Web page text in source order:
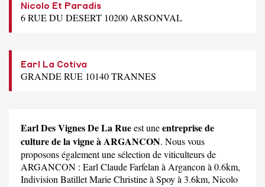
Nicolo Et Paradis
6 RUE DU DESERT 10200 ARSONVAL
Earl La Cotiva
GRANDE RUE 10140 TRANNES
Earl Des Vignes De La Rueest uneentreprise de
culture de la vigne à ARGANCON. Nous vous
proposons également une sélection de viticulteurs de
ARGANCON : Earl Claude Farfelan à Argancon à 0.6km,
Indivision Batillet Marie Christineà Spoy à 3.6km, Nicolo